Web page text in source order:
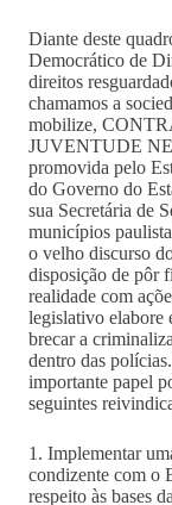
Diante deste
Democrático de
direitos
chamamos a
mobilize,
JUVENTUDE
promovida pelo
do Governo do
sua Secretária de
municípios
o velho discurso
disposição de pôr
realidade com
legislativo elabore
brecar a
dentro das
importante papel
seguintes
1. Implementar
condizente com o
respeito às bases